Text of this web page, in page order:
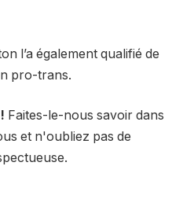
l’a également qualifié de
pro-trans.
Faites-le-nous savoir dans
et n'oubliez pas de